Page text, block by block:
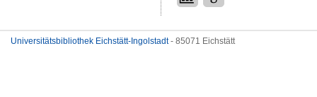
Universitätsbibliothek Eichstätt-Ingolstadt- 85071 Eichstätt